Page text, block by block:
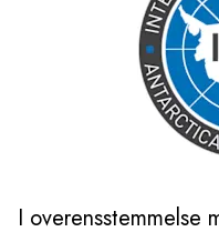
I overensstemmelse